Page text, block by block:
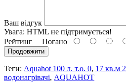
Ваш відгук
Увага: HTML не підтримується!
Рейтинг Погано
Продовжити
Теги: Aquahot 100 л. т.о. 0, 17 кв.м 2
водонагрівачі, AQUAHOT